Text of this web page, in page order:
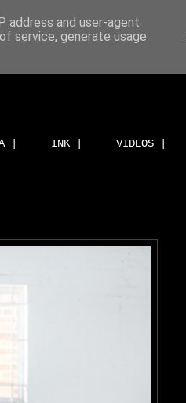
| INK | VIDEOS |
address and user-agent
service, generate usage